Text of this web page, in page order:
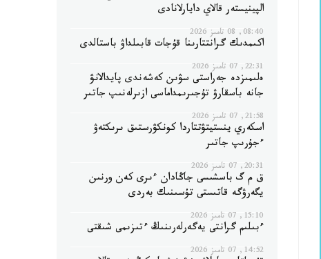
الپينيستەر قالاي دايارلانادى
08:40, 08 تامىز 2026
اكىمدىك گرانتتارىنا قۇجات قابىلداۋ باستالدى
22:31, 07 تامىز 2026
ەلىمىزدە جەراستى سۋىن كەشەندى پايدالانۋ
جانە باسقارۋ تۇجىرىمداماسى ازىرلەنىپ جاتىر
21:58, 07 تامىز 2026
اسكەري ينستيتۋتتاردا كونكۋرستىق ىرىكتەۋ
ءجۇرىپ جاتىر
20:31, 07 تامىز 2026
ق م گ باسشىسى جاڭادان ءىرى كەن ورنىن
يگەرۋگە قاتىستى تۇسىنىك بەردى
15:10, 07 تامىز 2026
ءبىلىم گرانتى يەگەرلەرىنىڭ ءتىزىمى شىقتى
14:52, 07 تامىز 2026